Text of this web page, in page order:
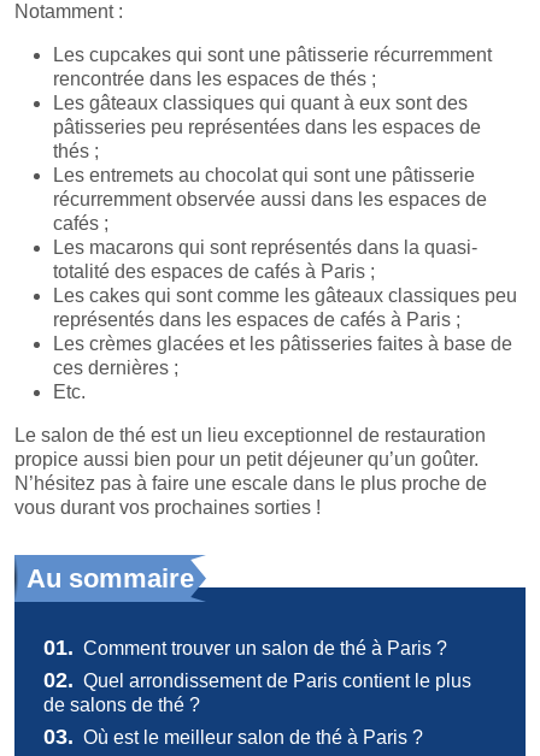
Notamment :
Les cupcakes qui sont une pâtisserie récurremment
rencontrée dans les espaces de thés ;
Les gâteaux classiques qui quant à eux sont des
pâtisseries peu représentées dans les espaces de
thés ;
Les entremets au chocolat qui sont une pâtisserie
récurremment observée aussi dans les espaces de
cafés ;
Les macarons qui sont représentés dans la quasi-
totalité des espaces de cafés à Paris ;
Les cakes qui sont comme les gâteaux classiques peu
représentés dans les espaces de cafés à Paris ;
Les crèmes glacées et les pâtisseries faites à base de
ces dernières ;
Etc.
Le salon de thé est un lieu exceptionnel de restauration
propice aussi bien pour un petit déjeuner qu’un goûter.
N’hésitez pas à faire une escale dans le plus proche de
vous durant vos prochaines sorties !
Au sommaire
01. Comment trouver un salon de thé à Paris ?
02. Quel arrondissement de Paris contient le plus
de salons de thé ?
03. Où est le meilleur salon de thé à Paris ?